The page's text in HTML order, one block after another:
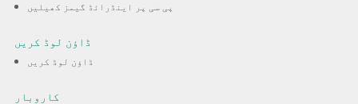
پی سی پر اینڈرائڈ گیمز کھیلیں
ڈاؤن لوڈ کریں
ڈاؤن لوڈ کریں
کاروبار